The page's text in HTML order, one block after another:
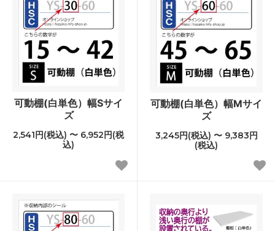
可動棚(白単色）幅Sサイ
ズ
2,541円(税込) 〜 6,952円(税
込)
可動棚(白単色）幅Mサイ
ズ
3,245円(税込) 〜 9,383円
(税込)